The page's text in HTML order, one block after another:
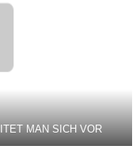
MAN SICH VOR